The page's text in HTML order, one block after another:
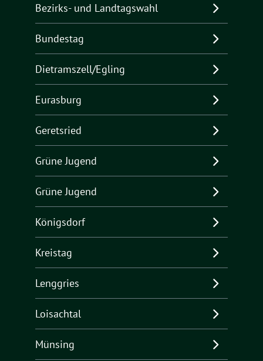
Bezirks- und Landtagswahl
Bundestag
Dietramszell/Egling
Eurasburg
Geretsried
Grüne Jugend
Grüne Jugend
Königsdorf
Kreistag
Lenggries
Loisachtal
Münsing